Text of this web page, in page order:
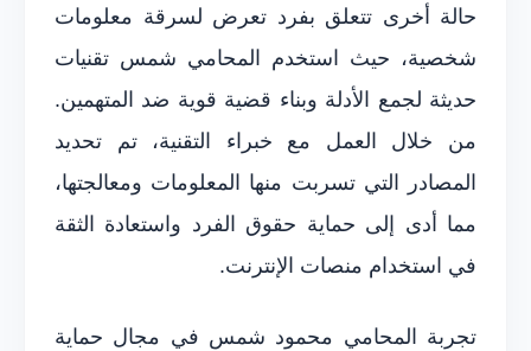
حالة أخرى تتعلق بفرد تعرض لسرقة معلومات
شخصية، حيث استخدم المحامي شمس تقنيات
حديثة لجمع الأدلة وبناء قضية قوية ضد المتهمين.
من خلال العمل مع خبراء التقنية، تم تحديد
المصادر التي تسربت منها المعلومات ومعالجتها،
مما أدى إلى حماية حقوق الفرد واستعادة الثقة
في استخدام منصات الإنترنت.
تجربة المحامي محمود شمس في مجال حماية